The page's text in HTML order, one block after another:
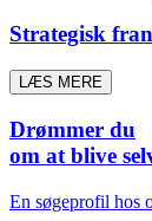
Strategisk
LÆS MERE
Drømmer du
om at blive
En søgeprofil hos